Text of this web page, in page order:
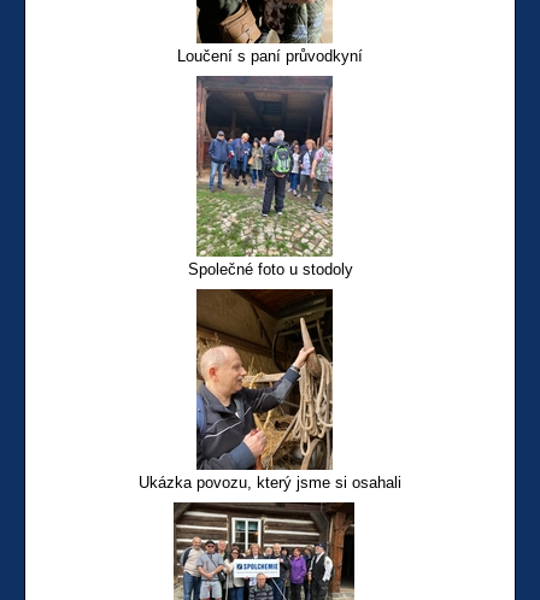
Loučení s paní průvodkyní
Společné foto u stodoly
Ukázka povozu, který jsme si osahali